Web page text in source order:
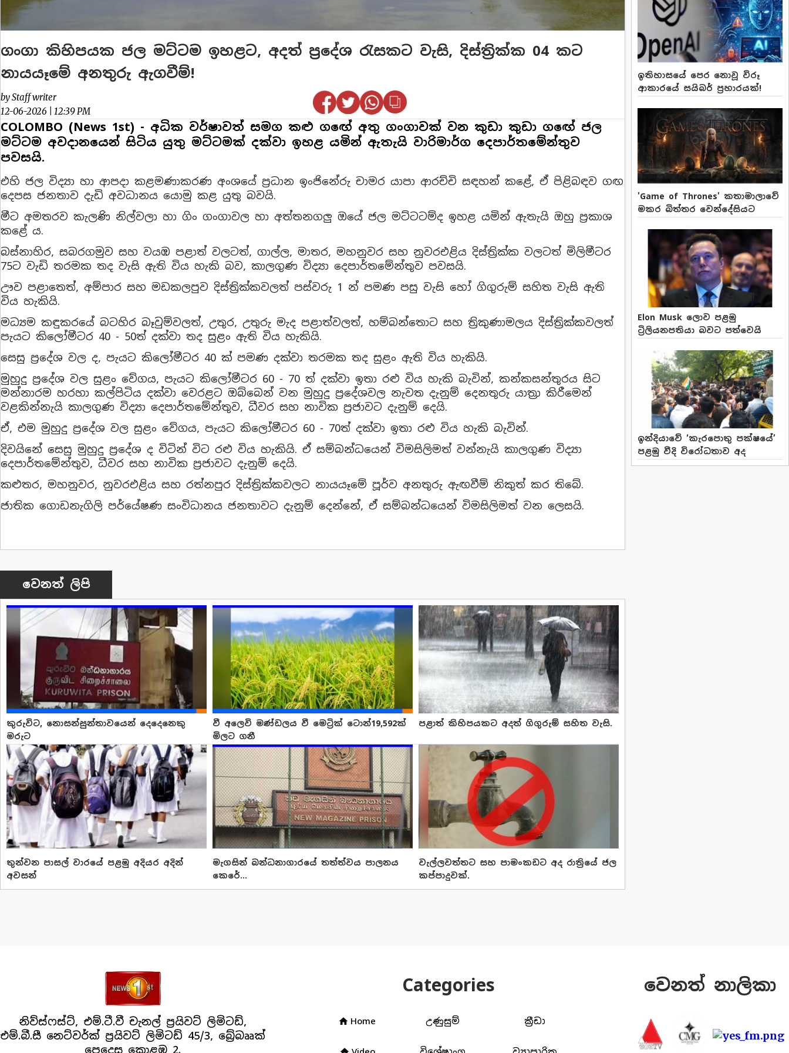
ගංගා කිහිපයක ජල මට්ටම ඉහළට, අදත් ප්‍රදේශ රැසකට වැසි, දිස්ත්‍රික්ක 04 කට
නායයෑමේ අනතුරු ඇගවීම්!
by Staff writer
12-06-2026 | 12:39 PM
COLOMBO (News 1st) - අධික වර්ෂාවත් සමග කළු ගඟේ අතු ගංගාවක් වන කුඩා කුඩා ගඟේ ජල
මට්ටම අවදානයෙන් සිටිය යුතු මට්ටමක් දක්වා ඉහළ යමින් ඇතැයි වාරිමාර්ග දෙපාර්තමේන්තුව
පවසයි.
එහි ජල විද්‍යා හා ආපදා කළමණාකරණ අංශයේ ප්‍රධාන ඉංජිනේරු චාමර යාපා ආරච්චි සඳහන් කළේ, ඒ පිළිබඳව ගඟ
දෙපස ජනතාව දැඩි අවධානය යොමු කළ යුතු බවයි.
මීට අමතරව කැලණි නිල්වලා හා ගිං ගංගාවල හා අත්තනගලු ඔයේ ජල මට්ටටම්ද ඉහළ යමින් ඇතැයි ඔහු ප්‍රකාශ
කළේ ය.
බස්නාහිර, සබරගමුව සහ වයඹ පළාත් වලටත්, ගාල්ල, මාතර, මහනුවර සහ නුවරඑළිය දිස්ත්‍රික්ක වලටත් මිලිමීටර
75ට වැඩි තරමක තද වැසි ඇති විය හැකි බව, කාලගුණ විද්‍යා දෙපාර්තමේන්තුව පවසයි.
ඌව පළාතෙත්, අම්පාර සහ මඩකලපුව දිස්ත්‍රික්කවලත් පස්වරු 1 න් පමණ පසු වැසි හෝ ගිගුරුම් සහිත වැසි ඇති
විය හැකියි.
මධ්‍යම කඳුකරයේ බටහිර බෑවුම්වලත්, උතුර, උතුරු මැද පළාත්වලත්, හම්බන්තොට සහ ත්‍රිකුණාමලය දිස්ත්‍රික්කවලත්
පැයට කිලෝමීටර 40 - 50ත් දක්වා තද සුළං ඇති විය හැකියි.
සෙසු ප්‍රදේශ වල ද, පැයට කිලෝමීටර 40 ක් පමණ දක්වා තරමක තද සුළං ඇති විය හැකියි.
මුහුදු ප්‍රදේශ වල සුළං වේගය, පැයට කිලෝමීටර 60 - 70 ත් දක්වා ඉතා රළු විය හැකි බැවින්, කන්කසන්තුරය සිට
මන්නාරම හරහා කල්පිටිය දක්වා වෙරළට ඔබ්බෙන් වන මුහුදු ප්‍රදේශවල නැවත දැනුම් දෙනතුරු යාත්‍රා කිරීමෙන්
වළකින්නැයි කාලගුණ විද්‍යා දෙපාර්තමේන්තුව, ධීවර සහ නාවික ප්‍රජාවට දැනුම් දෙයි.
ඒ, එම මුහුදු ප්‍රදේශ වල සුළං වේගය, පැයට කිලෝමීටර 60 - 70ත් දක්වා ඉතා රළු විය හැකි බැවින්.
දිවයිනේ සෙසු මුහුදු ප්‍රදේශ ද විටින් විට රළු විය හැකියි. ඒ සම්බන්ධයෙන් විමසිලිමත් වන්නැයි කාලගුණ විද්‍යා
දෙපාර්තමේන්තුව, ධීවර සහ නාවික ප්‍රජාවට දැනුම් දෙයි.
කළුතර, මහනුවර, නුවරඑළිය සහ රත්නපුර දිස්ත්‍රික්කවලට නායයෑමේ පූර්ව අනතුරු ඇඟවීම් නිකුත් කර තිබේ.
ජාතික ගොඩනැගිලි පර්යේෂණ සංවිධානය ජනතාවට දැනුම් දෙන්නේ, ඒ සම්බන්ධයෙන් විමසිලිමත් වන ලෙසයි.
වෙනත් ලිපි
කුරුවිට, නොසන්සුන්තාවයෙන් දෙදෙනෙකු
මරුට
වී අලෙවි මණ්ඩලය වී මෙට්‍රික් ටොන්19,592ක්
මිලට ගනී
පළාත් කිහිපයකට අදත් ගිගුරුම් සහිත වැසි.
තුන්වන පාසල් වාරයේ පළමු අදියර අදින්
අවසන්
මැගසින් බන්ධනාගාරයේ තත්ත්වය පාලනය
කෙරේ...
වැල්ලවත්තට සහ පාමංකඩට අද රාත්‍රියේ ජල
කප්පාදුවක්.
ඉතිහාසයේ පෙර නොවූ විරූ
ආකාරයේ සයිබර් ප්‍රහාරයක්!
'Game of Thrones' කතාමාලාවේ
මකර බිත්තර වෙන්දේසියට
Elon Musk ලොව පළමු
ට්‍රිලියනපතියා බවට පත්වෙයි
ඉන්දියාවේ ‘කැරපොතු පක්ෂයේ’
පළමු වීදි විරෝධතාව අද
නිව්ස්ෆස්ට්, එම්.ටී.වී චැනල් ප්‍රයිවට් ලිමිටඩ්,
එම්.බී.සී නෙට්වර්ක් ප්‍රයිවට් ලිමිටඩ් 45/3, බ්‍රේබෲක්
පෙදෙස කොළඹ 2.
Categories
home Home උණුසුම් ක්‍රීඩා
වෙනත් නාලිකා